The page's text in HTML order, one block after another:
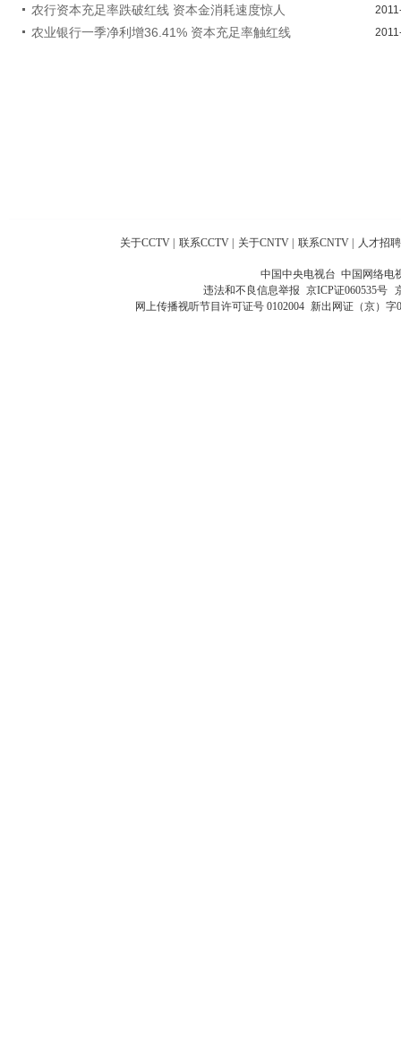
农行资本充足率跌破红线 资本金消耗速度惊人
农业银行一季净利增36.41% 资本充足率触红线
关于CCTV | 联系CCTV | 关于CNTV | 联系CNTV | 人才招聘
中国中央电视台 中国网络电
违法和不良信息举报 京ICP证060535号
网上传播视听节目许可证号 0102004 新出网证（京）